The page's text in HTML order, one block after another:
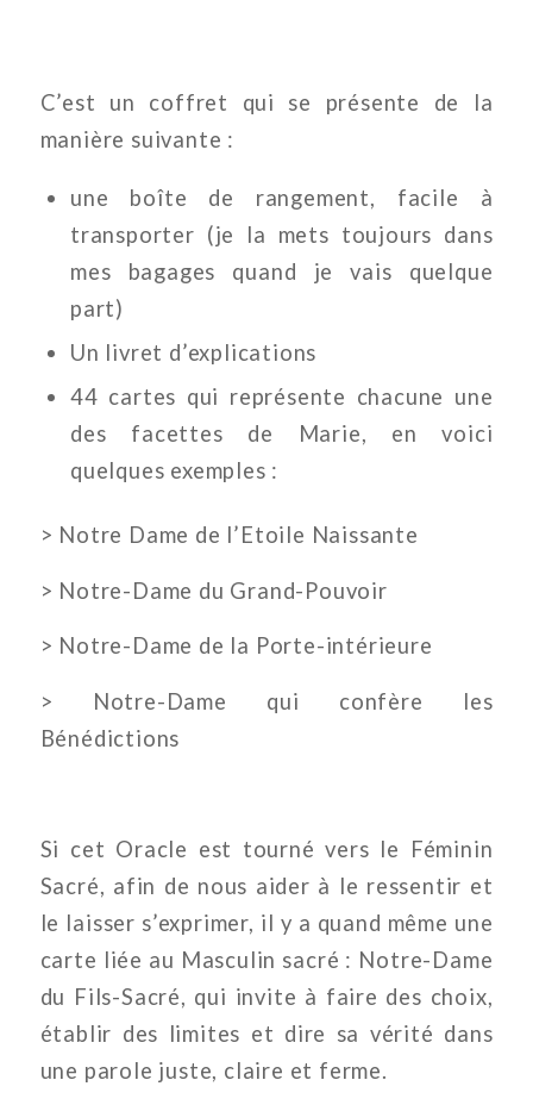
C’est un coffret qui se présente de la
manière suivante :
une boîte de rangement, facile à
transporter (je la mets toujours dans
mes bagages quand je vais quelque
part)
Un livret d’explications
44 cartes qui représente chacune une
des facettes de Marie, en voici
quelques exemples :
> Notre Dame de l’Etoile Naissante
> Notre-Dame du Grand-Pouvoir
> Notre-Dame de la Porte-intérieure
> Notre-Dame qui confère les
Bénédictions
Si cet Oracle est tourné vers le Féminin
Sacré, afin de nous aider à le ressentir et
le laisser s’exprimer, il y a quand même une
carte liée au Masculin sacré : Notre-Dame
du Fils-Sacré, qui invite à faire des choix,
établir des limites et dire sa vérité dans
une parole juste, claire et ferme.